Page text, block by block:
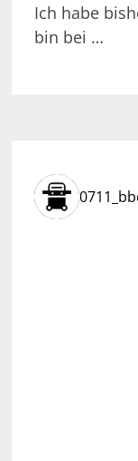
Ich habe
bin bei …